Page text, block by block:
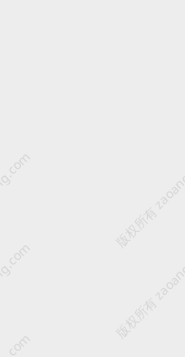
版权所
版权所